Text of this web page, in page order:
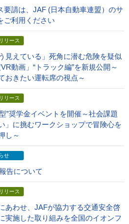
要請は、JAF (日本自動車連盟）のサ
ご利用ください
リース
見えている」死角に潜む危険を疑似
動画」“トラック編”を新規公開～
おきたい運転席の視点～
リース
”奨学金イベントを開催～社会課題
」に挑むワークショップで冒険心を
し～
せ
告について
リース
あわせ、JAFが協力する交通安全啓
実施した取り組みを全国のイオンフ